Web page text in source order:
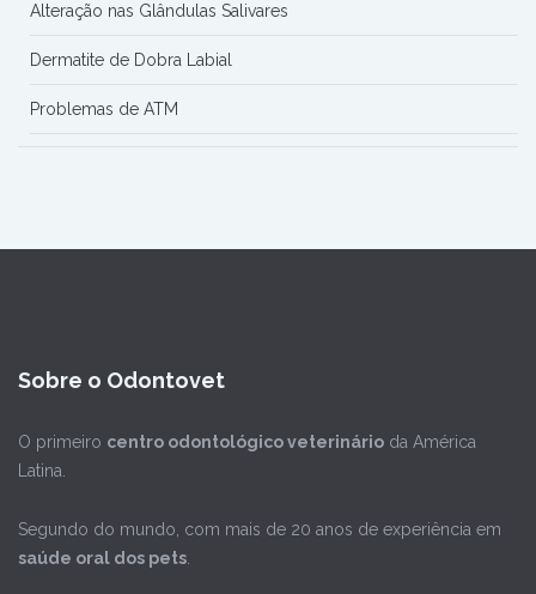
Alteração nas Glândulas Salivares
Dermatite de Dobra Labial
Problemas de ATM
Sobre o Odontovet
O primeiro centro odontológico veterinário da América
Latina.
Segundo do mundo, com mais de 20 anos de experiência em
saúde oral dos pets.